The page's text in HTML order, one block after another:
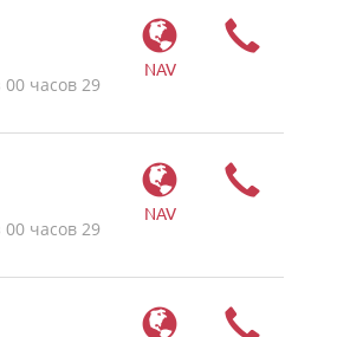
NAV
00 часов 29
NAV
00 часов 29